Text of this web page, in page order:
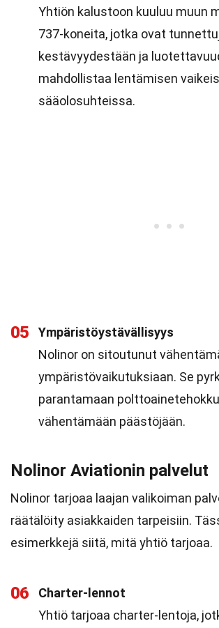
Yhtiön kalustoon kuuluu muun
737-koneita, jotka ovat
kestävyydestään ja
mahdollistaa lentämisen
sääolosuhteissa.
05
Ympäristöystävällisyys
Nolinor on sitoutunut
ympäristövaikutuksiaan. Se
parantamaan
vähentämään päästöjään.
Nolinor Aviationin palvelut
Nolinor tarjoaa laajan valikoiman
räätälöity asiakkaiden tarpeisiin.
esimerkkejä siitä, mitä yhtiö tarjoaa.
06
Charter-lennot
Yhtiö tarjoaa charter-lentoja,